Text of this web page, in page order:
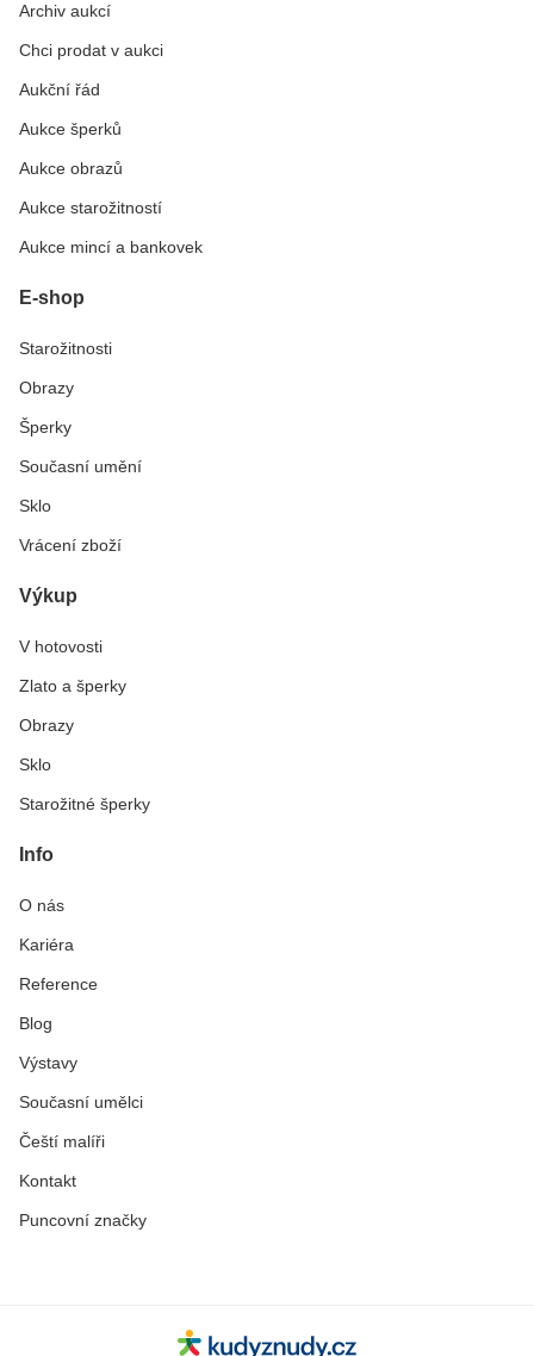
Archiv aukcí
Chci prodat v aukci
Aukční řád
Aukce šperků
Aukce obrazů
Aukce starožitností
Aukce mincí a bankovek
E-shop
Starožitnosti
Obrazy
Šperky
Současní umění
Sklo
Vrácení zboží
Výkup
V hotovosti
Zlato a šperky
Obrazy
Sklo
Starožitné šperky
Info
O nás
Kariéra
Reference
Blog
Výstavy
Současní umělci
Čeští malíři
Kontakt
Puncovní značky